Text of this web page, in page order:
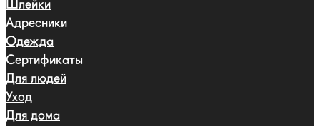
Шлейки
Адресники
Одежда
Сертификаты
Для людей
Уход
Для дома